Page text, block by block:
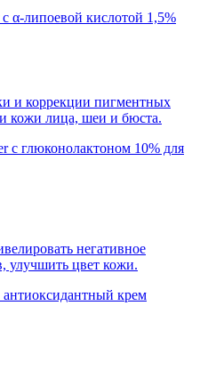
α-липоевой кислотой 1,5%
и коррекции пигментных
кожи лица, шеи и бюста.
с глюконолактоном 10% для
негативное
улучшить цвет кожи.
крем